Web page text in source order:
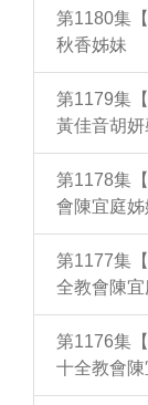
第1180集
秋香姊妹
第1179集
黃佳音胡
第1178集
會陳宜庭姊
第1177集
全教會陳宜
第1176集
十全教會